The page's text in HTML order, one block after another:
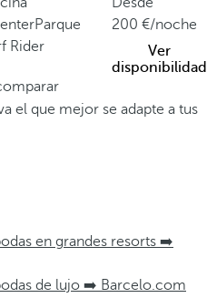
Parque
Rider
200
/noche
Ver
disponibilidad
el que mejor se adapte a tus
en grandes resorts ➡️
de lujo ➡️ Barcelo.com